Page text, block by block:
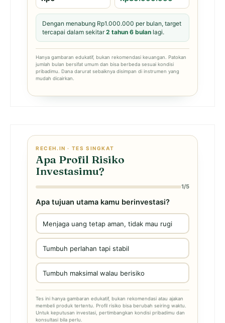
Dengan menabung Rp1.000.000 per bulan, target
tercapai dalam sekitar2 tahun 6 bulan lagi.
Hanya gambaran edukatif, bukan rekomendasi keuangan. Patokan
jumlah bulan bersifat umum dan bisa berbeda sesuai kondisi
pribadimu. Dana darurat sebaiknya disimpan di instrumen yang
mudah dicairkan.
RECEH.IN · TES SINGKAT
Apa Profil Risiko
Investasimu?
1/5
Apa tujuan utama kamu berinvestasi?
Menjaga uang tetap aman, tidak mau rugi
Tumbuh perlahan tapi stabil
Tumbuh maksimal walau berisiko
Tes ini hanya gambaran edukatif, bukan rekomendasi atau ajakan
membeli produk tertentu. Profil risiko bisa berubah seiring waktu.
Untuk keputusan investasi, pertimbangkan kondisi pribadimu dan
konsultasi bila perlu.